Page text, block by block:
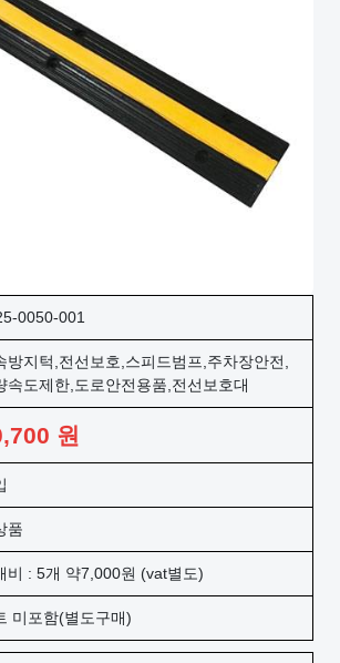
0050-001
방지턱,전선보호,스피드범프,주차장안전,
속도제한,도로안전용품,전선보호대
원
품
비 : 5개 약7,000원 (vat별도)
미포함(별도구매)